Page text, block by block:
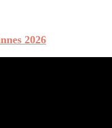
2026